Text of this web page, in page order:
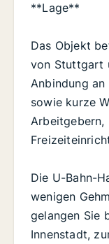
**Lage**
Das Objekt
von Stuttgart
Anbindung
sowie kurze
Arbeitgebern,
Die U-Bahn-
wenigen
gelangen Sie
Innenstadt,